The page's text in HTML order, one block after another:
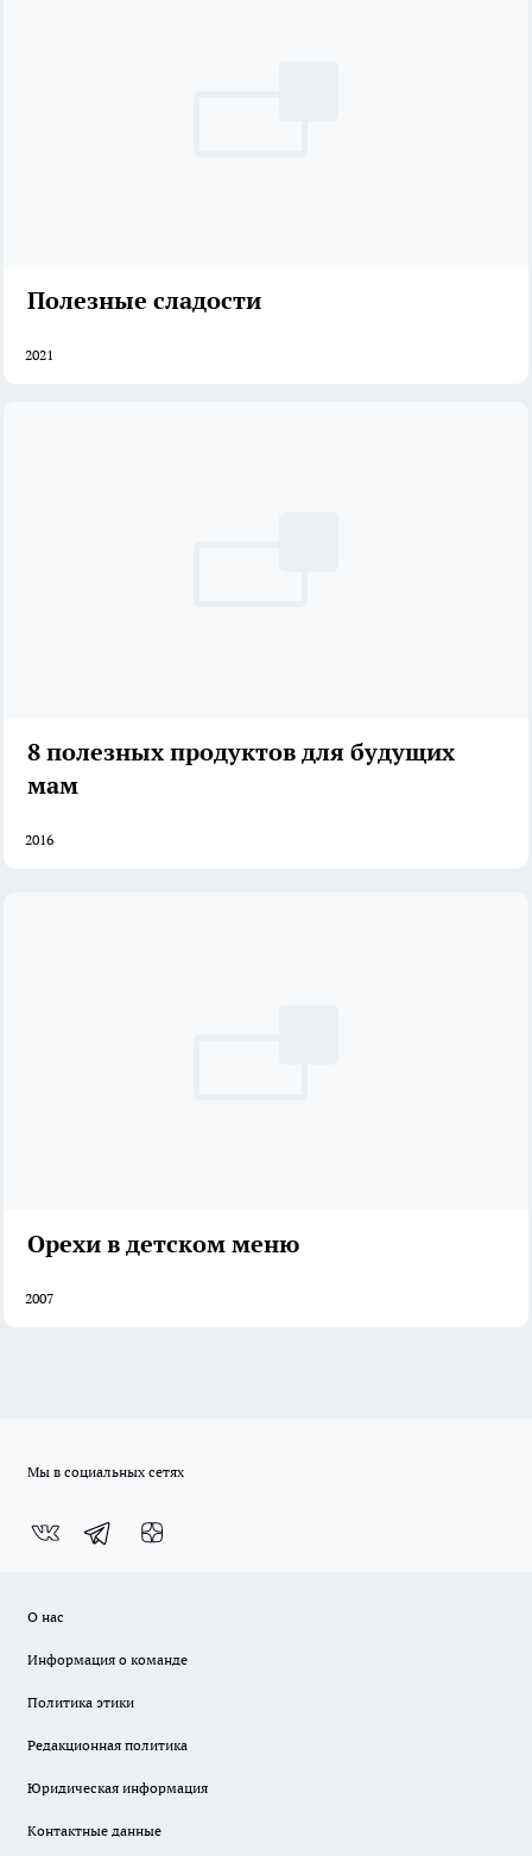
Полезные сладости
2021
8 полезных продуктов для будущих
мам
2016
Орехи в детском меню
2007
Мы в социальных сетях
О нас
Информация о команде
Политика этики
Редакционная политика
Юридическая информация
Контактные данные